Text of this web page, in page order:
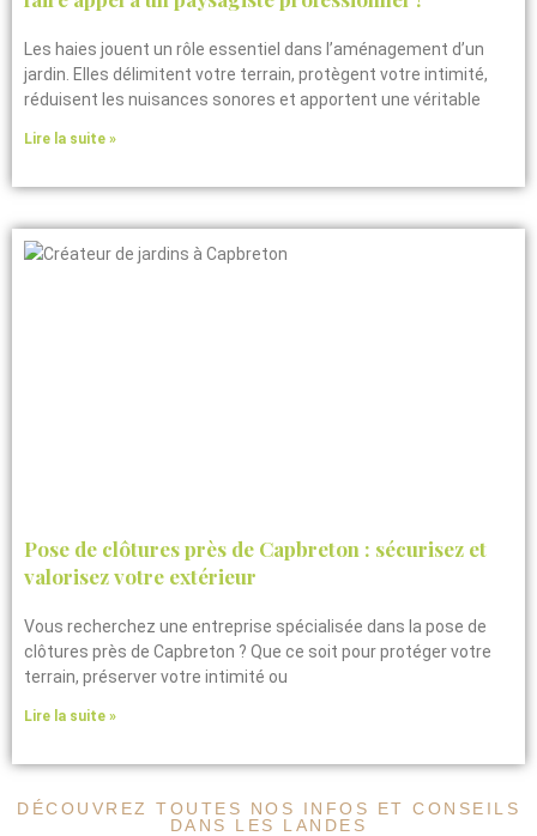
Les haies jouent un rôle essentiel dans l’aménagement d’un
jardin. Elles délimitent votre terrain, protègent votre intimité,
réduisent les nuisances sonores et apportent une véritable
Lire la suite »
Pose de clôtures près de Capbreton : sécurisez et
valorisez votre extérieur
Vous recherchez une entreprise spécialisée dans la pose de
clôtures près de Capbreton ? Que ce soit pour protéger votre
terrain, préserver votre intimité ou
Lire la suite »
DÉCOUVREZ TOUTES NOS INFOS ET CONSEILS
DANS LES LANDES